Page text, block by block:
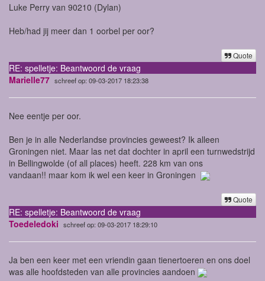
Luke Perry van 90210 (Dylan)
Heb/had jij meer dan 1 oorbel per oor?
Quote
RE: spelletje: Beantwoord de vraag
Marielle77 schreef op: 09-03-2017 18:23:38
Nee eentje per oor.
Ben je in alle Nederlandse provincies geweest? Ik alleen
Groningen niet. Maar las net dat dochter in april een turnwedstrijd
in Bellingwolde (of all places) heeft. 228 km van ons
vandaan!! maar kom ik wel een keer in Groningen
Quote
RE: spelletje: Beantwoord de vraag
Toedeledoki schreef op: 09-03-2017 18:29:10
Ja ben een keer met een vriendin gaan tienertoeren en ons doel
was alle hoofdsteden van alle provincies aandoen